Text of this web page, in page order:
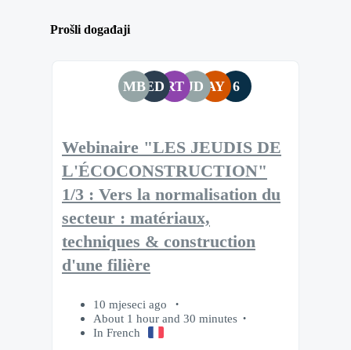
Prošli događaji
MBED RT JD AY 6
Webinaire "LES JEUDIS DE
L'ÉCOCONSTRUCTION"
1/3 : Vers la normalisation du
secteur : matériaux,
techniques & construction
d'une filière
10 mjeseci ago
About 1 hour and 30 minutes
In French